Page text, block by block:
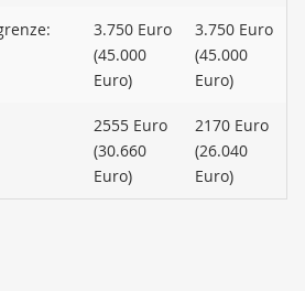
3.750 Euro
(45.000
Euro)
3.750 Euro
(45.000
Euro)
2555 Euro
(30.660
Euro)
2170 Euro
(26.040
Euro)